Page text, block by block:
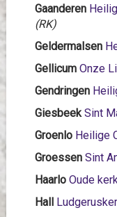
Gaanderen
(RK)
Geldermalsen
Gellicum Onze
Gendringen
Giesbeek Sint
Groenlo Heilige
Groessen Sint
Haarlo Oude
Hall